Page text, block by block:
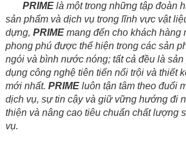
PRIME là một trong những tập đoàn
sản phẩm và dịch vụ trong lĩnh vực vật
dựng, PRIMEmang đến cho khách hàng
phong phú được thể hiện trong các sản
ngói và bình nước nóng; tất cả đều là
dụng công nghệ tiên tiến nổi trội và thiết
mới nhất. PRIMEluôn tận tâm theo đuổi
dịch vụ, sự tin cậy và giữ vững hướng đi
thiện và nâng cao tiêu chuẩn chất lượng
vụ.